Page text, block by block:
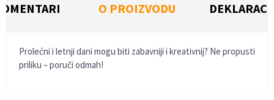
O PROIZVODU
Prolećni i letnji dani mogu biti zabavniji i kreativnij? Ne propusti
priliku – poruči odmah!